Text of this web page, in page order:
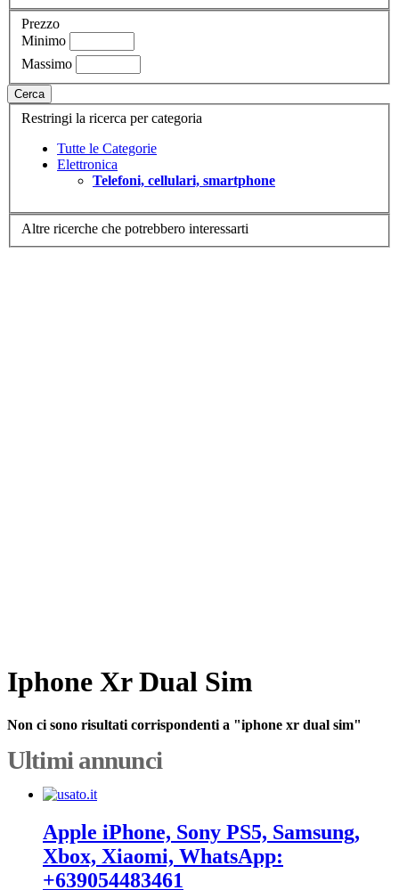
Prezzo
Minimo
Massimo
Cerca
Restringi la ricerca per categoria
Tutte le Categorie
Elettronica
Telefoni, cellulari, smartphone
Altre ricerche che potrebbero interessarti
Iphone Xr Dual Sim
Non ci sono risultati corrispondenti a "iphone xr dual sim"
Ultimi annunci
Apple iPhone, Sony PS5, Samsung,
Xbox, Xiaomi, WhatsApp:
+639054483461